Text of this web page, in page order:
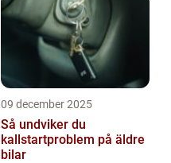
09 december 2025
Så undviker du
kallstartproblem på äldre
bilar